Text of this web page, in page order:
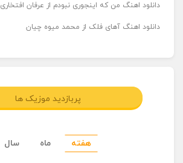
دانلود اهنگ من که اینجوری نبودم از عرفان افتخاری
دانلود اهنگ آهای فلک از محمد میوه چیان
پربازدید موزیک ها
هفته ماه سال